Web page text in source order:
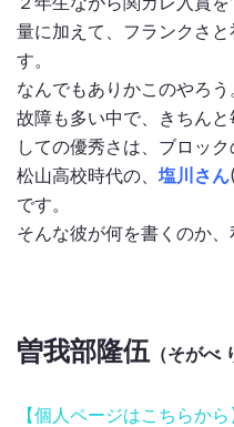
量に加えて、フランクさ
す。
なんでもありかこのやろう
故障も多い中で、きちん
しての優秀さは、ブロッ
松山高校時代の、 塩川さん
です。
そんな彼が何を書くのか、
曽我部隆伍（そがべ
【個人ページはこちらから